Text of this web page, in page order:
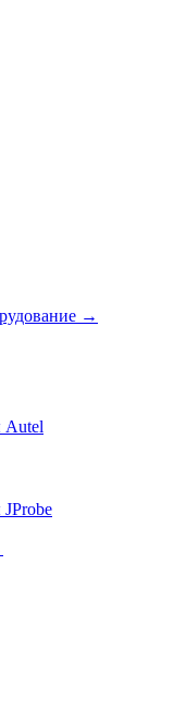
→
Autel